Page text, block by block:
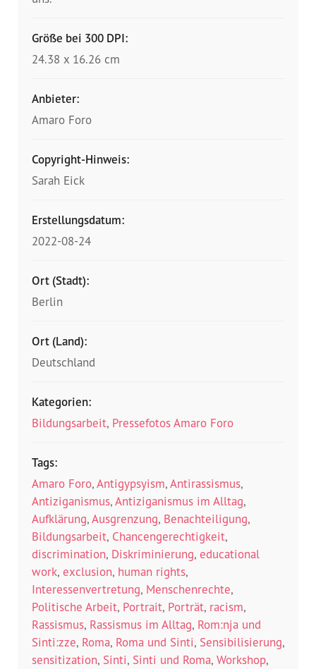
Größe bei 300 DPI:
24.38 x 16.26 cm
Anbieter:
Amaro Foro
Copyright-Hinweis:
Sarah Eick
Erstellungsdatum:
2022-08-24
Ort (Stadt):
Berlin
Ort (Land):
Deutschland
Kategorien:
Bildungsarbeit, Pressefotos Amaro Foro
Tags:
Amaro Foro,Antigypsyism,Antirassismus,
Antiziganismus,Antiziganismus im Alltag,
Aufklärung,Ausgrenzung, Benachteiligung,
Bildungsarbeit, Chancengerechtigkeit,
discrimination, Diskriminierung, educational
work, exclusion, human rights,
Interessenvertretung, Menschenrechte,
Politische Arbeit, Portrait, Porträt, racism,
Rassismus, Rassismus im Alltag, Rom:nja und
Sinti:zze, Roma, Roma und Sinti, Sensibilisierung,
sensitization, Sinti, Sinti und Roma, Workshop,